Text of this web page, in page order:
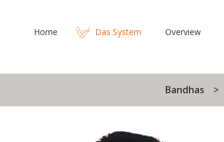
Home Das System Overview
Bandhas